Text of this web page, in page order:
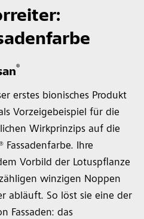
®
erstes bionisches Produkt
Vorzeigebeispiel für die
Wirkprinzips auf die
Fassadenfarbe. Ihre
Vorbild der Lotuspflanze
winzigen Noppen
abläuft. So löst sie eine der
Fassaden: das